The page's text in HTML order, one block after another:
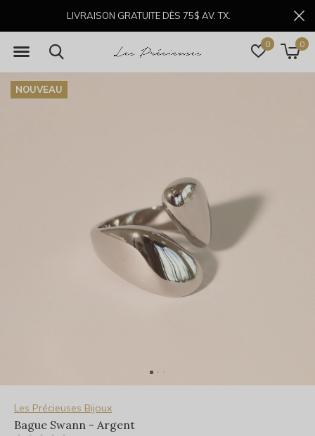
0 0
LIVRAISON GRATUITE DÈS 75$ AV. TX.
NOUVEAU
Les Précieuses Bijoux
Bague Swann - Argent